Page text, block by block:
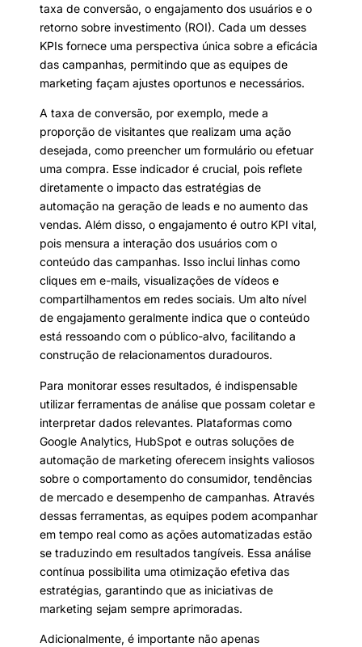
taxa de conversão, o engajamento dos usuários e o
retorno sobre investimento (ROI). Cada um desses
KPIs fornece uma perspectiva única sobre a eficácia
das campanhas, permitindo que as equipes de
marketing façam ajustes oportunos e necessários.
A taxa de conversão, por exemplo, mede a
proporção de visitantes que realizam uma ação
desejada, como preencher um formulário ou efetuar
uma compra. Esse indicador é crucial, pois reflete
diretamente o impacto das estratégias de
automação na geração de leads e no aumento das
vendas. Além disso, o engajamento é outro KPI vital,
pois mensura a interação dos usuários com o
conteúdo das campanhas. Isso inclui linhas como
cliques em e-mails, visualizações de vídeos e
compartilhamentos em redes sociais. Um alto nível
de engajamento geralmente indica que o conteúdo
está ressoando com o público-alvo, facilitando a
construção de relacionamentos duradouros.
Para monitorar esses resultados, é indispensable
utilizar ferramentas de análise que possam coletar e
interpretar dados relevantes. Plataformas como
Google Analytics, HubSpot e outras soluções de
automação de marketing oferecem insights valiosos
sobre o comportamento do consumidor, tendências
de mercado e desempenho de campanhas. Através
dessas ferramentas, as equipes podem acompanhar
em tempo real como as ações automatizadas estão
se traduzindo em resultados tangíveis. Essa análise
contínua possibilita uma otimização efetiva das
estratégias, garantindo que as iniciativas de
marketing sejam sempre aprimoradas.
Adicionalmente, é importante não apenas